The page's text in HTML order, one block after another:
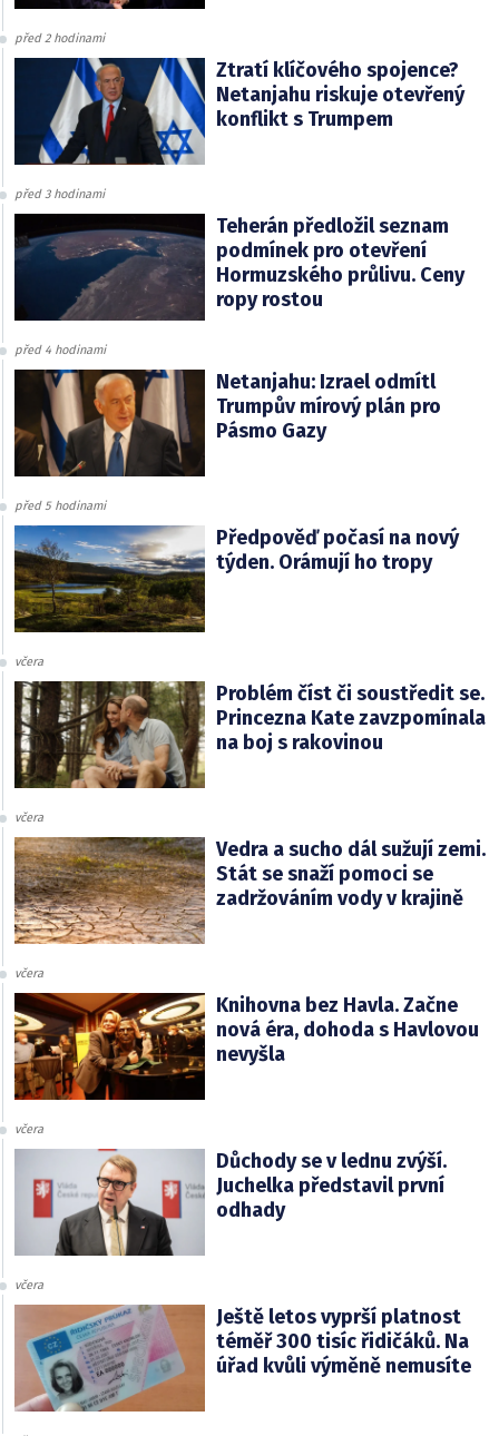
před 2 hodinami
Ztratí klíčového spojence?
Netanjahu riskuje otevřený
konflikt s Trumpem
před 3 hodinami
Teherán předložil seznam
podmínek pro otevření
Hormuzského průlivu. Ceny
ropy rostou
před 4 hodinami
Netanjahu: Izrael odmítl
Trumpův mírový plán pro
Pásmo Gazy
před 5 hodinami
Předpověď počasí na nový
týden. Orámují ho tropy
včera
Problém číst či soustředit se.
Princezna Kate zavzpomínala
na boj s rakovinou
včera
Vedra a sucho dál sužují zemi.
Stát se snaží pomoci se
zadržováním vody v krajině
včera
Knihovna bez Havla. Začne
nová éra, dohoda s Havlovou
nevyšla
včera
Důchody se v lednu zvýší.
Juchelka představil první
odhady
včera
Ještě letos vyprší platnost
téměř 300 tisíc řidičáků. Na
úřad kvůli výměně nemusíte